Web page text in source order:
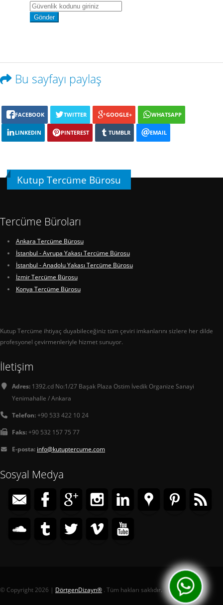
Bu sayfayı paylaş
FACEBOOK TWITTER GOOGLE+ WHATSAPP
LINKEDIN PINTEREST TUMBLR EMAIL
Kutup Tercüme Bürosu
Tercüme Büroları
Ankara Tercüme Bürosu
İstanbul - Avrupa Yakası Tercüme Bürosu
İstanbul - Anadolu Yakası Tercüme Bürosu
İzmir Tercüme Bürosu
Konya Tercüme Bürosu
Kutup Tercüme ihtiyaç duyabileceğiniz tüm çeviri imkanlarını sizlere her dilde
profesyonel çevirmenleriyle hizmet sunuyor.
İletişim
Adres: 1392.cd No:1/27 Başak Plaza Ostim İvedik Organize Sanayi
Yenimahalle / Ankara
Telefon:+90 533 422 10 24
Faks:+90 532 157 75 77
E-posta: info@kutuptercume.com
Sosyal Medya
© Copyright 2026 | DörtgenDizayn® . Tüm hakları saklıdır.